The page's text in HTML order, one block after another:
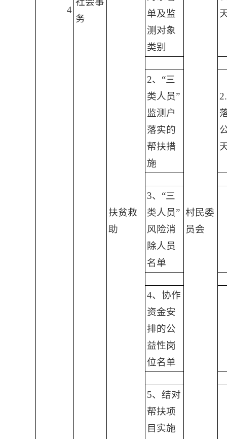
4
务
扶贫救
助
单及监
测对象
类别
村民委
员会
2、“三
类人员”
监测户
落实的
帮扶措
施
3、“三
类人员”
风险消
除人员
名单
4、协作
资金安
排的公
益性岗
位名单
5、结对
帮扶项
目实施